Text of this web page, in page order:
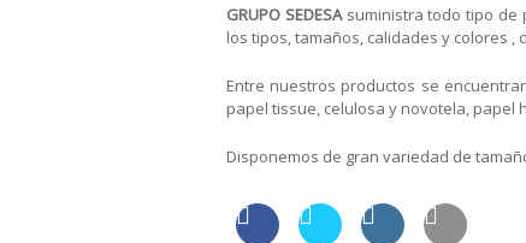
GRUPO SEDESAsuministra todo tipo de
los tipos, tamaños, calidades y colores
Entre nuestros productos se
papel tissue, celulosa y novotela, papel
Disponemos de gran variedad de